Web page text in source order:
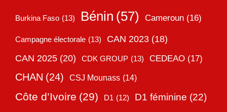
Burkina Faso (13) Bénin (57) Cameroun (16)
Campagne électorale (13) CAN 2023 (18)
CAN 2025 (20) CDK GROUP (13) CEDEAO (17)
CHAN (24) CSJ Mounass (14)
Côte d’Ivoire (29) D1 (12) D1 féminine (22)